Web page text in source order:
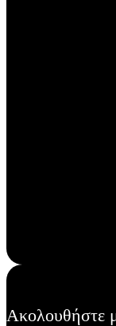
Ακολουθήστε